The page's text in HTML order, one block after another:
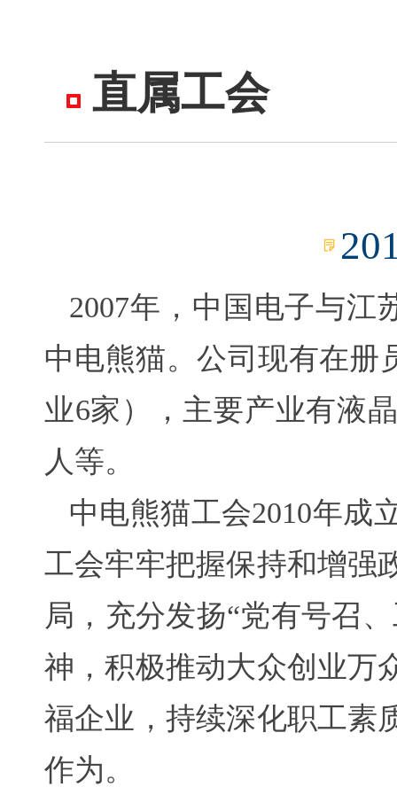
直属工会
2007年，中国电子与江
中电熊猫。公司现有在册
业6家），主要产业有液
人等。
中电熊猫工会2010年成
工会牢牢把握保持和增强
局，充分发扬“党有号召
神，积极推动大众创业万
福企业，持续深化职工素
作为。